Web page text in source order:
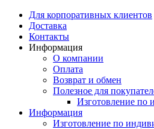
Для корпоративных клиентов
Доставка
Контакты
Информация
О компании
Оплата
Возврат и обмен
Полезное для
Изготовление по
Информация
Изготовление по